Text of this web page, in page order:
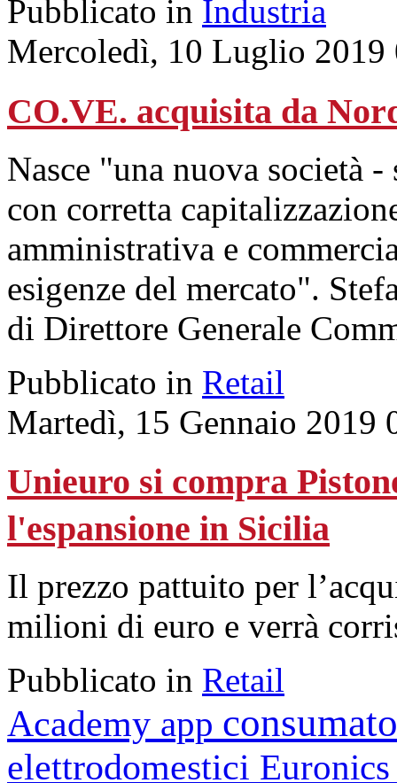
Pubblicato in Industria
Mercoledì, 10 Luglio 2019
CO.VE. acquisita da
Nasce "una nuova società
con corretta
amministrativa e
esigenze del mercato".
di Direttore Generale
Pubblicato in Retail
Martedì, 15 Gennaio 2019
Unieuro si compra
l'espansione in Sicilia
Il prezzo pattuito per
milioni di euro e verrà
Pubblicato in Retail
Academy app
elettrodomestici